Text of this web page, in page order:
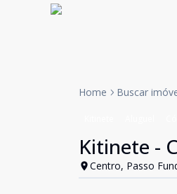
Home Buscar
Kitinete -
Centro, Passo